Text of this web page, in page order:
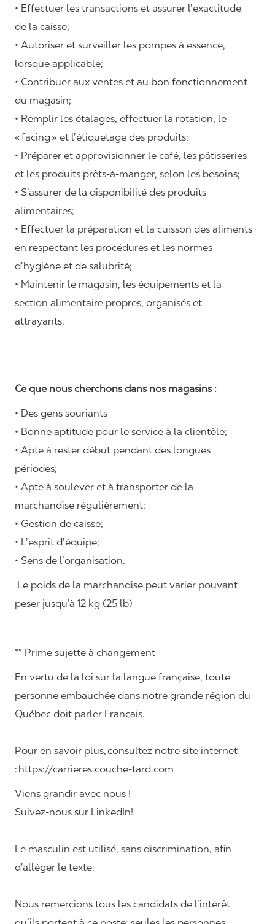
• Effectuer les transactions et assurer l’exactitude
de la caisse;
• Autoriser et surveiller les pompes à essence,
lorsque applicable;
• Contribuer aux ventes et au bon fonctionnement
du magasin;
• Remplir les étalages, effectuer la rotation, le
«facing» et l’étiquetage des produits;
• Préparer et approvisionner le café, les pâtisseries
et les produits prêts-à-manger, selon les besoins;
• S’assurer de la disponibilité des produits
alimentaires;
• Effectuer la préparation et la cuisson des aliments
en respectant les procédures et les normes
d’hygiène et de salubrité;
• Maintenir le magasin, les équipements et la
section alimentaire propres, organisés et
attrayants.
Ce que nous cherchons dans nos magasins :
• Des gens souriants
• Bonne aptitude pour le service à la clientèle;
• Apte à rester début pendant des longues
périodes;
• Apte à soulever et à transporter de la
marchandise régulièrement;
• Gestion de caisse;
• L’esprit d’équipe;
• Sens de l’organisation.
Le poids de la marchandise peut varier pouvant
peser jusqu’à 12 kg (25 lb)
** Prime sujette à changement
En vertu de la loi sur la langue française, toute
personne embauchée dans notre grande région du
Québec doit parler Français.
Pour en savoir plus, consultez notre site internet
: https://carrieres.couche-tard.com
Viens grandir avec nous !
Suivez-nous sur LinkedIn!
Le masculin est utilisé, sans discrimination, afin
d’alléger le texte.
Nous remercions tous les candidats de l’intérêt